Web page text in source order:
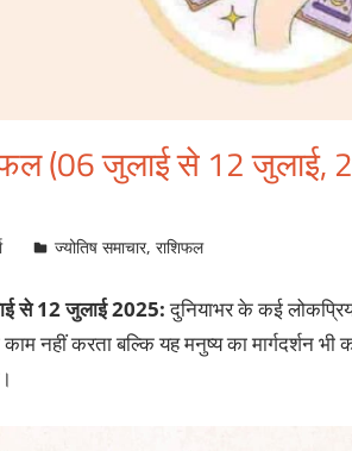
(06 जुलाई से 12
ज्योतिष समाचार,राशिफल
से 12 जुलाई 2025:दुनियाभर के कई लोकप्रिय
काम नहीं करता बल्कि यह मनुष्य का